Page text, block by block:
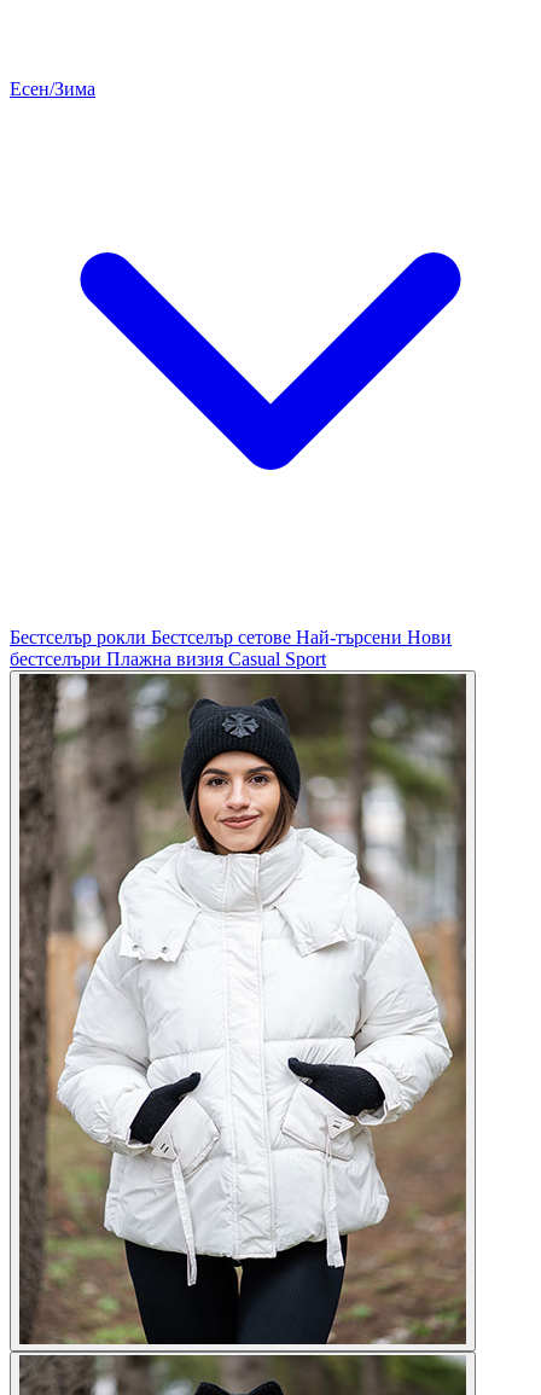
Есен/Зима
Бестселър рокли Бестселър сетове Най-търсени Нови
бестселъри Плажна визия Casual Sport